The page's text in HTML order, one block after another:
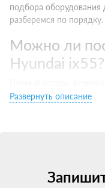
подбора
разберемся по порядку.
Можно ли
Hyundai ix55?
установить ГБО на мой
требуется
Развернуть описание